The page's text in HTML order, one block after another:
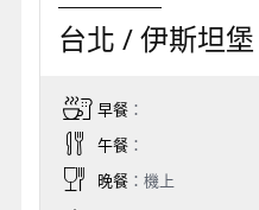
台北 / 伊斯坦堡
早餐：
午餐：
晚餐：機上